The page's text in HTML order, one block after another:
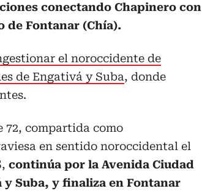
conectando Chapinero con
de Fontanar (Chía).
el noroccidente de
de Engativá y Suba, donde
72, compartida como
en sentido noroccidental el
continúa por la Avenida Ciudad
y Suba, y finaliza en Fontanar